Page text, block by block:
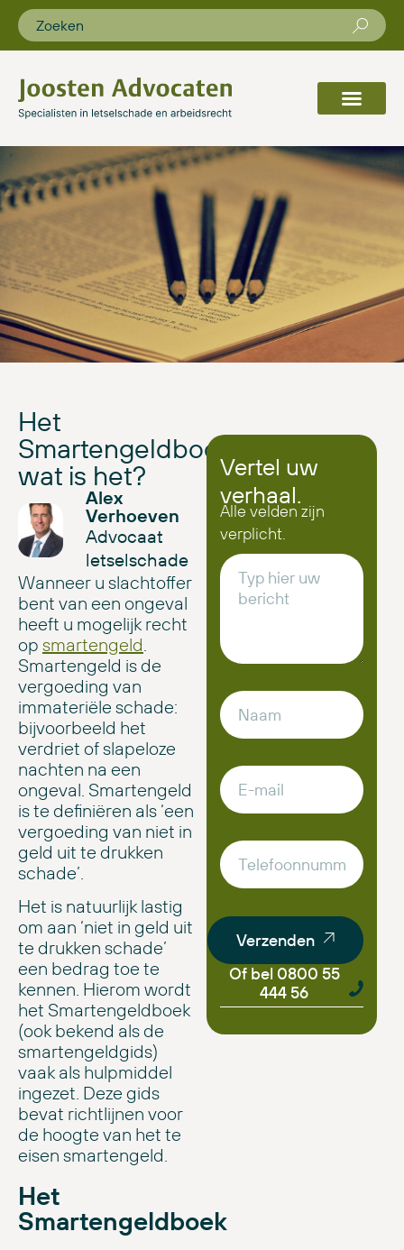
Het
Smartengeldboek:
wat is het?
Alex
Verhoeven
Advocaat
letselschade
Wanneer u slachtoffer
bent van een ongeval
heeft u mogelijk recht
op smartengeld
Smartengeld is de
vergoeding van
immateriële schade:
bijvoorbeeld het
verdriet of slapeloze
nachten na een
ongeval. Smartengeld
is te definiëren als ‘een
vergoeding van niet in
geld uit te drukken
schade’.
Het is natuurlijk lastig
om aan ‘niet in geld uit
te drukken schade’
een bedrag toe te
kennen. Hierom wordt
het Smartengeldboek
(ook bekend als de
smartengeldgids)
vaak als hulpmiddel
ingezet. Deze gids
bevat richtlijnen voor
de hoogte van het te
eisen smartengeld.
Het
Smartengeldboek
Vertel uw
verhaal.
Alle velden zijn
verplicht.
Verzenden
Of bel 0800 55
444 56